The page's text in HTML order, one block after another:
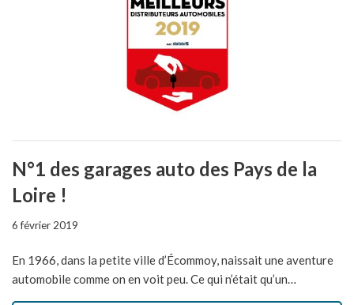
N°1 des garages auto des Pays de la
Loire !
6 février 2019
En 1966, dans la petite ville d’Écommoy, naissait une aventure
automobile comme on en voit peu. Ce qui n’était qu’un…